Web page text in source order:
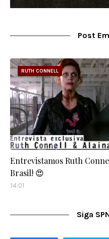
Post
RUTH CONNELL
Entrevistamos Ruth
Brasil! 😍
14:01
Siga